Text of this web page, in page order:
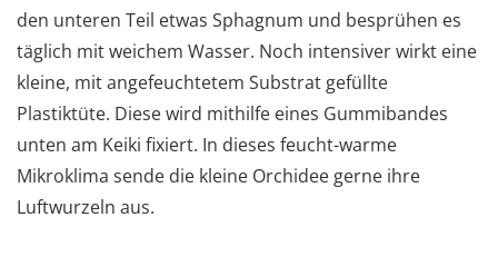
den unteren Teil etwas Sphagnum und besprühen es
täglich mit weichem Wasser. Noch intensiver wirkt eine
kleine, mit angefeuchtetem Substrat gefüllte
Plastiktüte. Diese wird mithilfe eines Gummibandes
unten am Keiki fixiert. In dieses feucht-warme
Mikroklima sende die kleine Orchidee gerne ihre
Luftwurzeln aus.